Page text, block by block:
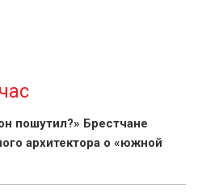
пошутил?» Брестчане
архитектора о «южной